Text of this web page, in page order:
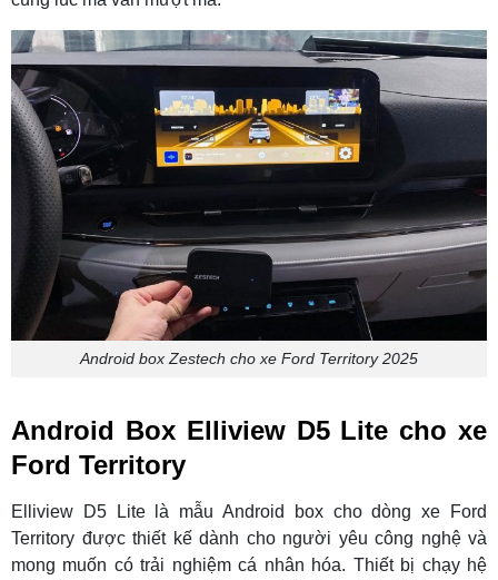
Android box Zestech cho xe Ford Territory 2025
Android Box Elliview D5 Lite cho xe
Ford Territory
Elliview D5 Lite là mẫu Android box cho dòng xe Ford
Territory được thiết kế dành cho người yêu công nghệ và
mong muốn có trải nghiệm cá nhân hóa. Thiết bị chạy hệ